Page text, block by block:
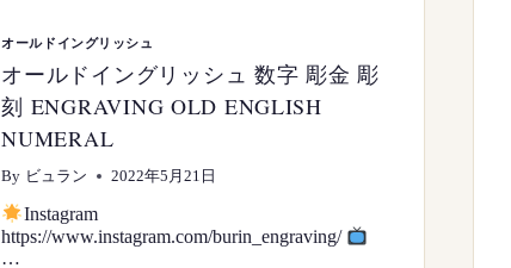
オールドイングリッシュ
オールドイングリッシュ 数字 彫金 彫
刻 ENGRAVING OLD ENGLISH
NUMERAL
By ビュラン 2022年5月21日
Instagram
https://www.instagram.com/burin_engraving/
…